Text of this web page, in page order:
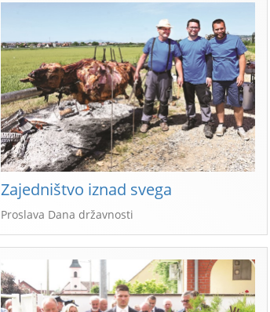
Zajedništvo iznad svega
Proslava Dana državnosti